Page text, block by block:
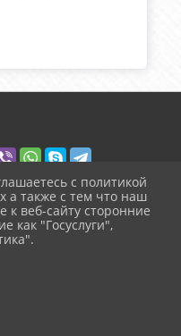
данных
с политикой
а также с тем что наш
к веб-сайту сторонние
как "Госуслуги",